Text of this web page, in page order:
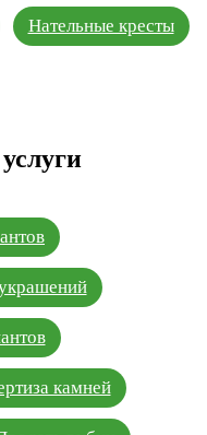
Нательные кресты
камней